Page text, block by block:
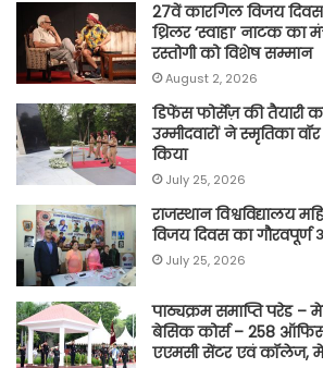
27वें कारगिल विजय
थ्रिलर ‘स्वाहा’ नाटक का
रस्तोगी को विशेष सम्मान
August 2, 2026
डिफेंस फोर्सेज़ की तैयारी
उम्मीदवारों ने स्मृतिका
किया
July 25, 2026
राजस्थान विश्वविद्यालय
विजय दिवस का
July 25, 2026
पाठ्यक्रम समाप्ति परेड
बेसिक कोर्स – 258
एएमसी सेंटर एवं कॉलेज,